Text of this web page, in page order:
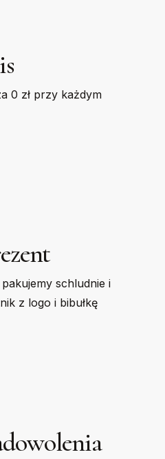
0 zł przy każdym
schludnie i
z logo i bibułkę